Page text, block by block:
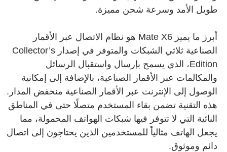
طويل الأمد وسرعة شحن مميزة.
أبرز ما يميز Mate X6 هو نظام الاتصال عبر الأقمار
الصناعية ثلاثي الشبكات والمتوفر في إصدار Collector’s
Edition، الذي يسمح بإرسال واستقبال الرسائل
والمكالمات عبر الأقمار الصناعية، بالإضافة إلى إمكانية
الوصول إلى الإنترنت عبر الأقمار الصناعية منخفض المدار.
هذه التقنية تضمن بقاء المستخدم متصلًا حتى في المناطق
النائية التي لا تتوفر فيها شبكات الهواتف المحمولة، مما
يجعل الهاتف مثالياً للمستخدمين الذين يحتاجون إلى اتصال
دائم وموثوق.